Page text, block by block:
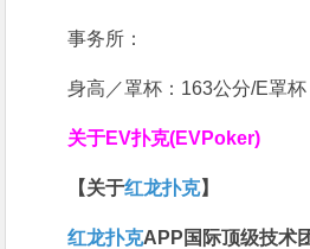
事务所：
身高／罩杯：163公分/E罩杯
关于EV扑克(EVPoker)
【关于红龙扑克】
红龙扑克APP国际顶级技术